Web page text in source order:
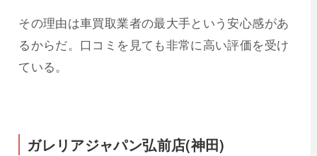
その理由は車買取業者の最大手という安心感があ
るからだ。口コミを見ても非常に高い評価を受け
ている。
ガレリアジャパン弘前店(神田)